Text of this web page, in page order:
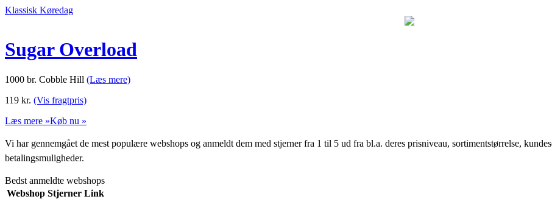
Klassisk Køredag
Sugar Overload
1000 br. Cobble Hill (Læs mere)
119 kr. (Vis fragtpris)
Læs mere »Køb nu »
Vi har gennemgået de mest populære webshops og anmeldt dem med stjerner fra 1 til 5 ud fra bl.a. deres prisniveau, sortimentstørrelse,
betalingsmuligheder.
Bedst anmeldte webshops
Webshop Stjerner Link